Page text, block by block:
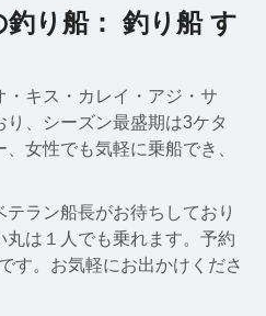
り船： 釣り船 す
・キス・カレイ・アジ・サ
、シーズン最盛期は3ケタ
女性でも気軽に乗船でき、
ラン船長がお待ちしており
丸は１人でも乗れます。予約
す。お気軽にお出かけくださ